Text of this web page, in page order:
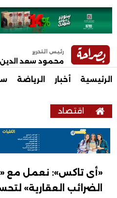
رئيس التحرير
محمود سعد الدين
الرئيسية أخبار الرياضة
اقتصاد
«أى تاكس»: نعمل مع
الضرائب العقارية»